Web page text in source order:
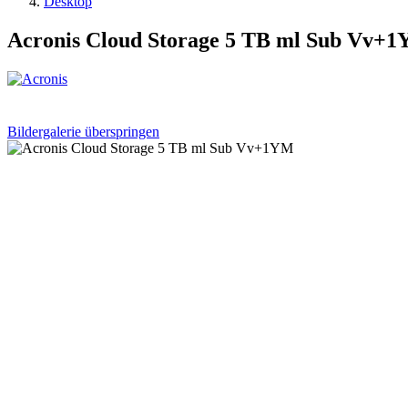
Acronis Cloud Storage 5 TB ml Sub
Bildergalerie überspringen